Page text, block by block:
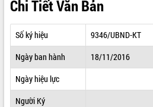
TIN TỨC SỰ KIỆN
SỞ, BAN, NGÀNH
THÔNG TIN CHỈ ĐẠO ĐIỀU HÀNH
Chi Tiết Văn Bản
Số ký hiệu
9346/UBND-KT
Ngày ban hành
18/11/2016
Ngày hiệu lực
Người Ký